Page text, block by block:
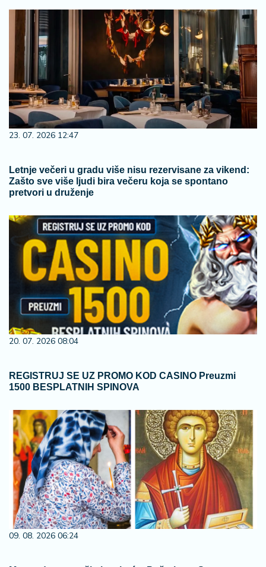
23. 07. 2026 12:47
Letnje večeri u gradu više nisu rezervisane za vikend:
Zašto sve više ljudi bira večeru koja se spontano
pretvori u druženje
20. 07. 2026 08:04
REGISTRUJ SE UZ PROMO KOD CASINO Preuzmi
1500 BESPLATNIH SPINOVA
09. 08. 2026 06:24